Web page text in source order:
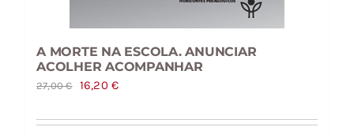
A MORTE NA ESCOLA. ANUNCIAR
ACOLHER ACOMPANHAR
27,00€
O
original
16,20€O
atual